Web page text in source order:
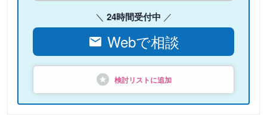
24時間受付中
Webで相談
検討リストに追加